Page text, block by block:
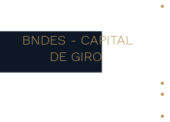
BNDES - CAPITAL
DE GIRO